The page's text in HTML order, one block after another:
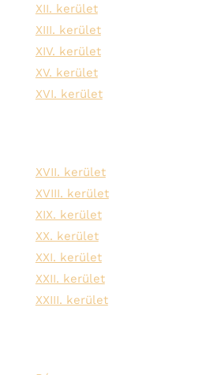
XII. kerület
XIII. kerület
XIV. kerület
XV. kerület
XVI. kerület
XVII. kerület
XVIII. kerület
XIX. kerület
XX. kerület
XXI. kerület
XXII. kerület
XXIII. kerület